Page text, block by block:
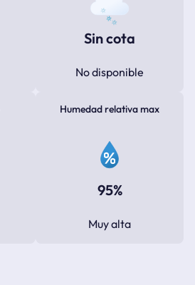
Sin cota
No disponible
Humedad relativa max
95%
Muy alta